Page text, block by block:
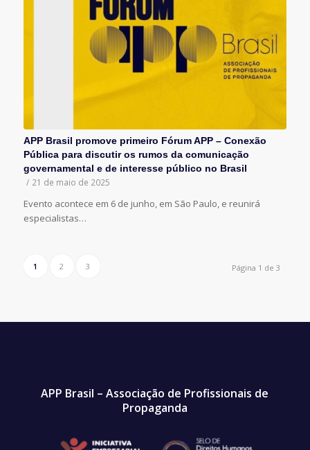
APP Brasil promove primeiro Fórum APP – Conexão
Pública para discutir os rumos da comunicação
governamental e de interesse público no Brasil
/ 21 de maio de 2025
Evento acontece em 6 de junho, em São Paulo, e reunirá
especialistas…
Página 1 de 3
1 2 3
APP Brasil – Associação de Profissionais de
Propaganda